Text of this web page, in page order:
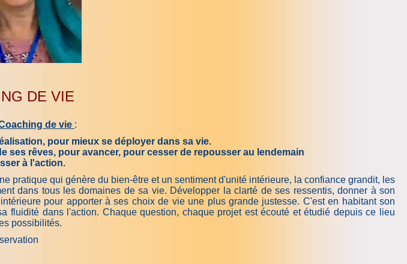
DE VIE
de vie :
pour mieux se déployer dans sa vie.
ses rêves, pour avancer, pour cesser de repousser au lendemain
à l'action.
pratique qui génère du bien-être et un sentiment d'unité intérieure, la confiance grandit, les
dans tous les domaines de sa vie. Développer la clarté de ses ressentis, donner à son
pour apporter à ses choix de vie une plus grande justesse. C'est en habitant son
dans l'action. Chaque question, chaque projet est écouté et étudié depuis ce lieu
possibilités.